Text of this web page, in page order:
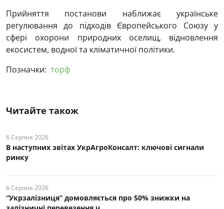
Прийняття постанови наближає українське
регулювання до підходів Європейського Союзу у
сфері охорони природних оселищ, відновлення
екосистем, водної та кліматичної політики.
Позначки: торф
Читайте також
6 Серпня 2026
В наступних звітах УкрАгроКонсалт: ключові cигнали
ринку
6 Серпня 2026
“Укрзалізниця” домовляється про 50% знижки на